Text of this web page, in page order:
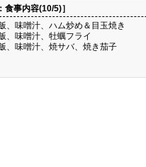
食事内容(10/5)］
、味噌汁、ハム炒め＆目玉焼き
、味噌汁、牡蠣フライ
、味噌汁、焼サバ、焼き茄子